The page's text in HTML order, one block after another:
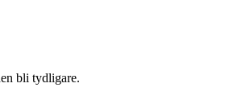
bli tydligare.